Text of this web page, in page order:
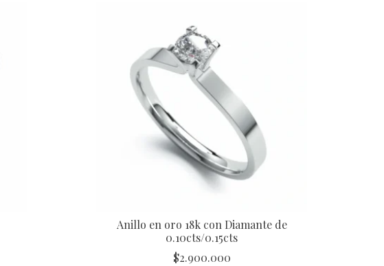
Anillo en oro 18k con Diamante de
0.10cts/0.15cts
$2.900.000